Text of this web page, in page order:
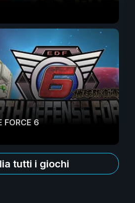
FORCE 6
tutti i giochi